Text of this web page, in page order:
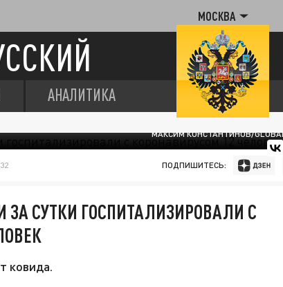
МОСКВА
АНАЛИТИКА
МАКСИМ КОНСТАНТИНОВ/
ПОДПИШИТЕСЬ:
ЗА СУТКИ ГОСПИТАЛИЗИРОВАЛИ С
ковида.